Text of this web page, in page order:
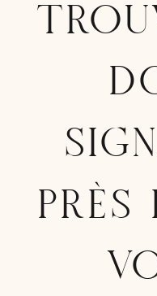
PRÈS